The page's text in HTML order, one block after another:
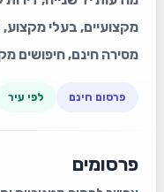
מקצועיים, בעלי
מסירה חינם, חיפושים
פרסום חינם לפי עיר
פרסומים